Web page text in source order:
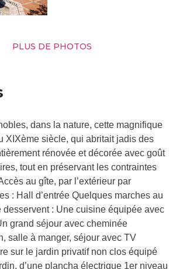
PLUS DE PHOTOS
dans la nature, cette magnifique
XIXème siècle, qui abritait jadis des
rénovée et décorée avec goût
tout en préservant les contraintes
au gîte, par l’extérieur par
: Hall d’entrée Quelques marches au
desservent : Une cuisine équipée avec
grand séjour avec cheminée
salle à manger, séjour avec TV
sur le jardin privatif non clos équipé
d’une plancha électrique 1er niveau